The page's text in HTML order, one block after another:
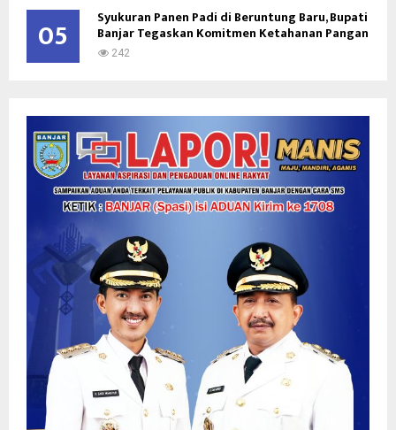
05 Syukuran Panen Padi di Beruntung Baru, Bupati
Banjar Tegaskan Komitmen Ketahanan Pangan
242